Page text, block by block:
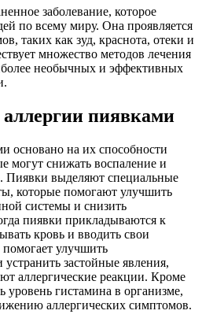
заболевание, которое
по всему миру. Она проявляется
таких как зуд, краснота, отеки и
множество методов лечения
необычных и эффективных
пиявками
основано на их способности
могут снижать воспаление и
Пиявки выделяют специальные
которые помогают улучшить
системы и снизить
пиявки прикладываются к
кровь и вводить свои
улучшить
застойные явления,
аллергические реакции. Кроме
уровень гистамина в организме,
аллергических симптомов.